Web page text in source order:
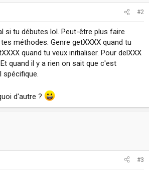
#2
si tu débutes lol. Peut-être plus faire
méthodes. Genre getXXXX quand tu
quand tu veux initialiser. Pour delXXX
quand il y a rien on sait que c'est
spécifique.
d'autre ?
#3